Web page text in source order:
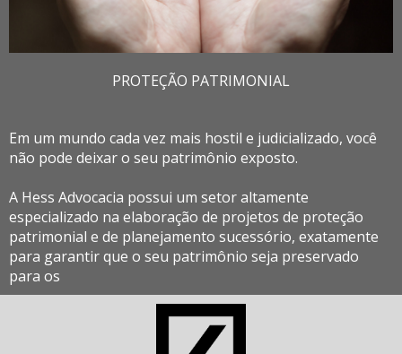
PROTEÇÃO PATRIMONIAL
Em um mundo cada vez mais hostil e judicializado, você
não pode deixar o seu patrimônio exposto.
A Hess Advocacia possui um setor altamente
especializado na elaboração de projetos de proteção
patrimonial e de planejamento sucessório, exatamente
para garantir que o seu patrimônio seja preservado
para os